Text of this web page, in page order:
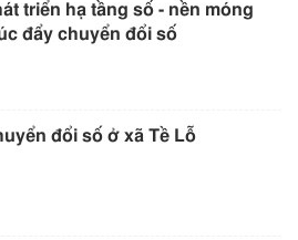
triển hạ tầng số - nền móng
đẩy chuyển đổi số
đổi số ở xã Tề Lỗ